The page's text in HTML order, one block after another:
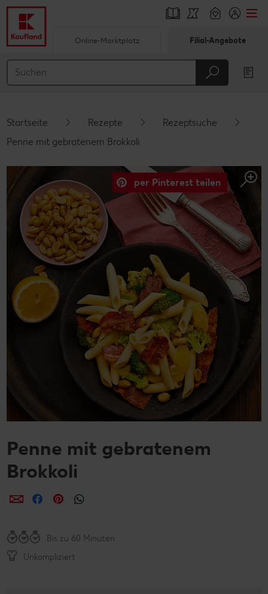
Hauptinhalt
Schwebender Seitenbereich
Online-Marktplatz Filial-Angebote
Startseite Rezepte
Rezeptsuche
Penne mit gebratenem Brokkoli
per Pinterest teilen
Penne mit gebratenem
Brokkoli
per E-Mail teilen
per Facebook teilen
per Pinterest teilen
Bis zu 60 Minuten
Unkompliziert